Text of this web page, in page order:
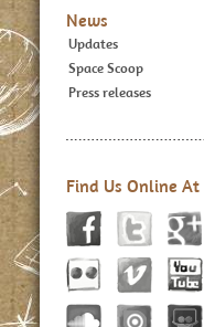
News
Updates
Space Scoop
Press releases
Find Us Online At